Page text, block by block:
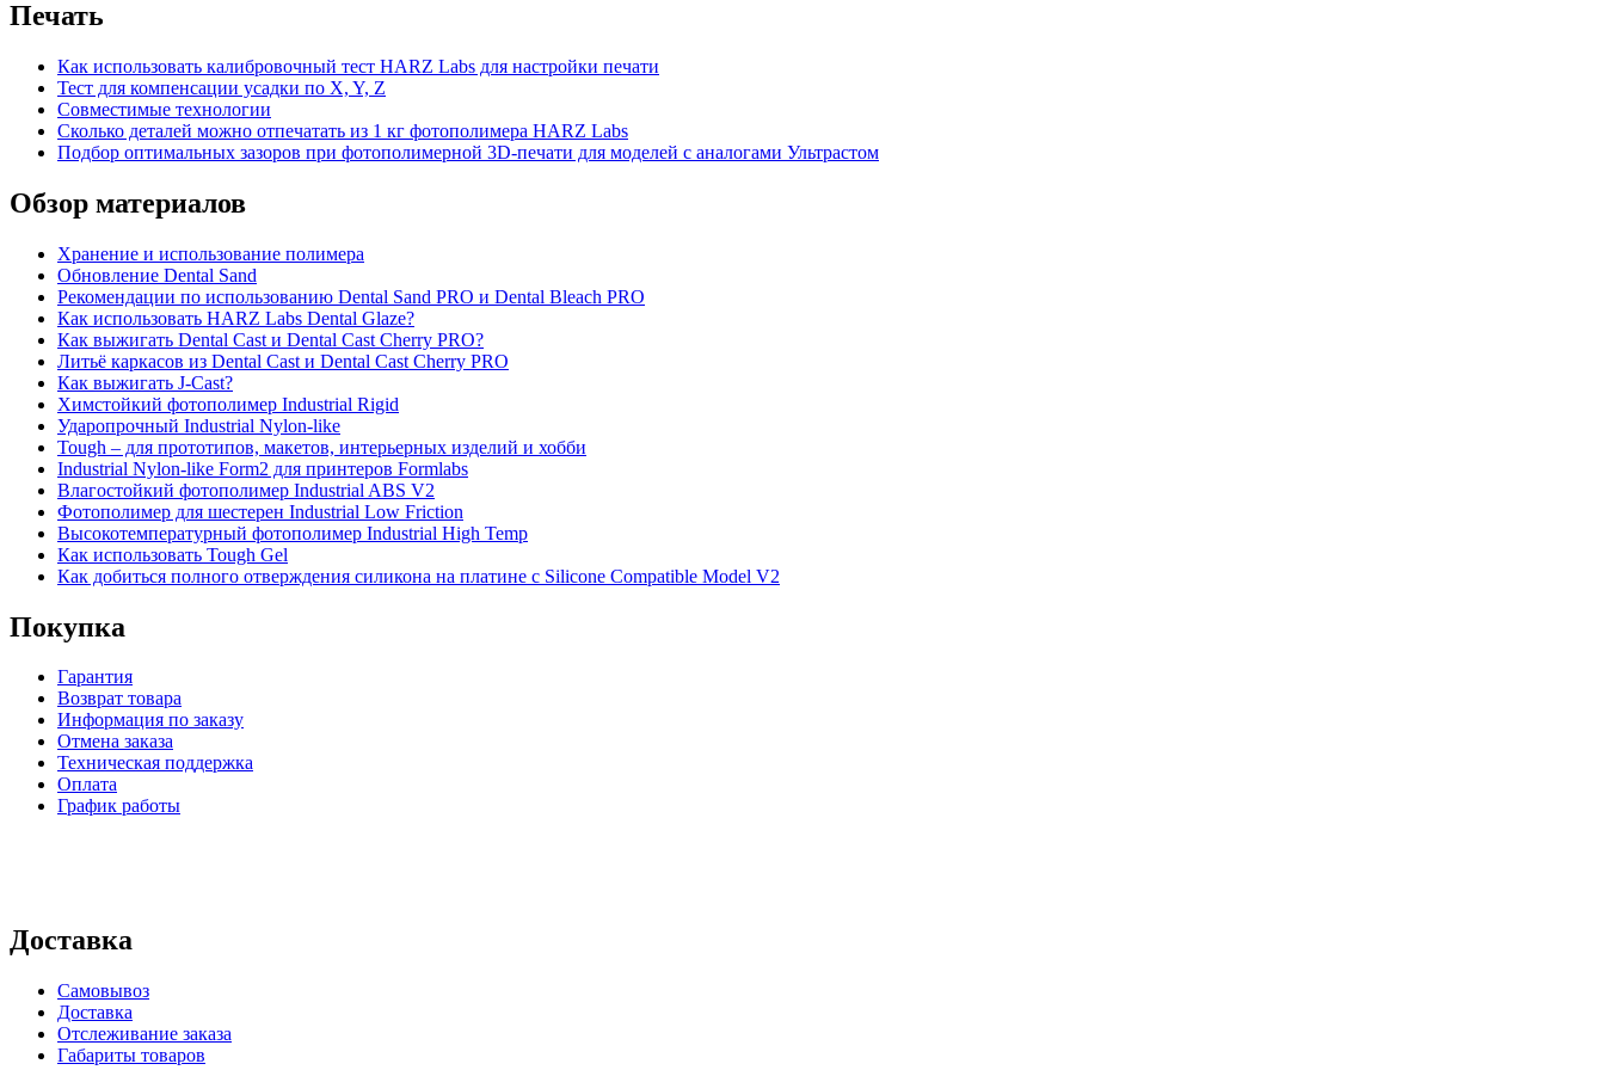
Печать
Как использовать калибровочный тест HARZ Labs для настройки печати
Тест для компенсации усадки по X, Y, Z
Совместимые технологии
Сколько деталей можно отпечатать из 1 кг фотополимера HARZ Labs
Подбор оптимальных зазоров при фотополимерной 3D-печати для моделей с аналогами Ультрастом
Обзор материалов
Хранение и использование полимера
Обновление Dental Sand
Рекомендации по использованию Dental Sand PRO и Dental Bleach PRO
Как использовать HARZ Labs Dental Glaze?
Как выжигать Dental Cast и Dental Cast Cherry PRO?
Литьё каркасов из Dental Cast и Dental Cast Cherry PRO
Как выжигать J-Cast?
Химстойкий фотополимер Industrial Rigid
Ударопрочный Industrial Nylon-like
Tough – для прототипов, макетов, интерьерных изделий и хобби
Industrial Nylon-like Form2 для принтеров Formlabs
Влагостойкий фотополимер Industrial ABS V2
Фотополимер для шестерен Industrial Low Friction
Высокотемпературный фотополимер Industrial High Temp
Как использовать Tough Gel
Как добиться полного отверждения силикона на платине с Silicone Compatible Model V2
Покупка
Гарантия
Возврат товара
Информация по заказу
Отмена заказа
Техническая поддержка
Оплата
График работы
Доставка
Самовывоз
Доставка
Отслеживание заказа
Габариты товаров